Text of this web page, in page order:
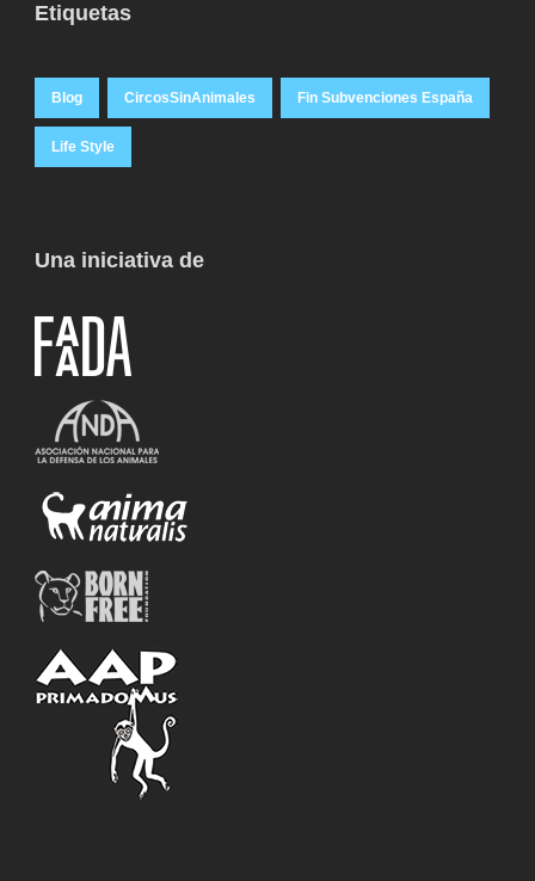
Etiquetas
Blog CircosSinAnimales Fin Subvenciones España
Life Style
Una iniciativa de